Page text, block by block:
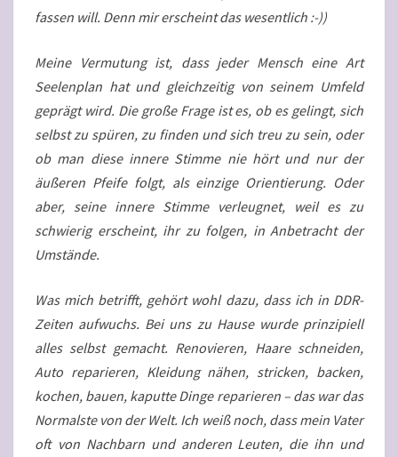
fassen will. Denn mir erscheint das wesentlich :-))
Meine Vermutung ist, dass jeder Mensch eine Art
Seelenplan hat und gleichzeitig von seinem Umfeld
geprägt wird. Die große Frage ist es, ob es gelingt, sich
selbst zu spüren, zu finden und sich treu zu sein, oder
ob man diese innere Stimme nie hört und nur der
äußeren Pfeife folgt, als einzige Orientierung. Oder
aber, seine innere Stimme verleugnet, weil es zu
schwierig erscheint, ihr zu folgen, in Anbetracht der
Umstände.
Was mich betrifft, gehört wohl dazu, dass ich in DDR-
Zeiten aufwuchs. Bei uns zu Hause wurde prinzipiell
alles selbst gemacht. Renovieren, Haare schneiden,
Auto reparieren, Kleidung nähen, stricken, backen,
kochen, bauen, kaputte Dinge reparieren – das war das
Normalste von der Welt. Ich weiß noch, dass mein Vater
oft von Nachbarn und anderen Leuten, die ihn und